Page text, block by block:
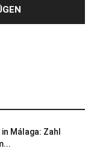
Málaga: Zahl